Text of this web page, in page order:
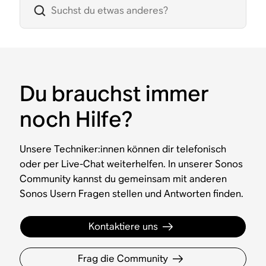
Du brauchst immer
noch Hilfe?
Unsere Techniker:innen können dir telefonisch
oder per Live-Chat weiterhelfen. In unserer Sonos
Community kannst du gemeinsam mit anderen
Sonos Usern Fragen stellen und Antworten finden.
Kontaktiere uns
Frag die Community